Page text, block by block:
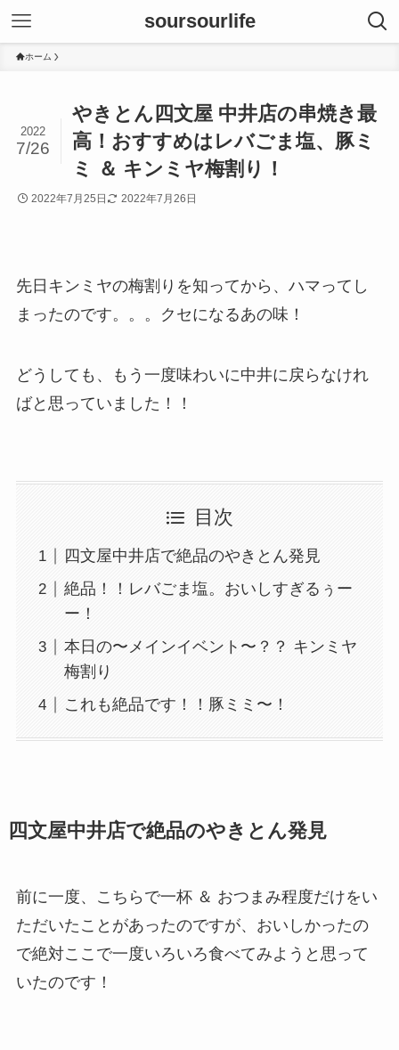
soursourlife
ホーム
やきとん四文屋 中井店の串焼き最
高！おすすめはレバごま塩、豚ミ
ミ ＆ キンミヤ梅割り！
2022
7/26
2022年7月25日 2022年7月26日
先日キンミヤの梅割りを知ってから、ハマってし
まったのです。。。クセになるあの味！
どうしても、もう一度味わいに中井に戻らなけれ
ばと思っていました！！
目次
四文屋中井店で絶品のやきとん発見
絶品！！レバごま塩。おいしすぎるぅー
ー！
本日の〜メインイベント〜？？ キンミヤ
梅割り
これも絶品です！！豚ミミ〜！
四文屋中井店で絶品のやきとん発見
前に一度、こちらで一杯 ＆ おつまみ程度だけをい
ただいたことがあったのですが、おいしかったの
で絶対ここで一度いろいろ食べてみようと思って
いたのです！